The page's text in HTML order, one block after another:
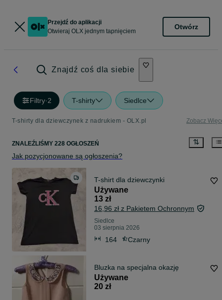
Przejdź do aplikacji
Otwieraj OLX jednym tapnięciem
Otwórz
Znajdź coś dla siebie
Filtry·2 T-shirty Siedlce
T-shirty dla dziewczynek z nadrukiem - OLX.pl Zobacz
ZNALEŹLIŚMY 228 OGŁOSZEŃ
Jak pozycjonowane są ogłoszenia?
T-shirt dla dziewczynki
Używane
13 zł
16,96 zł z Pakietem Ochronnym
Siedlce
03 sierpnia 2026
164 Czarny
Bluzka na specjalna okazję
Używane
20 zł